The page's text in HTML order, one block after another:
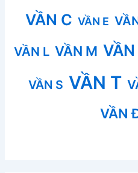
VẦN C VẦN E
VẦN L VẦN M VẦN
VẦN S VẦN T
VẦN